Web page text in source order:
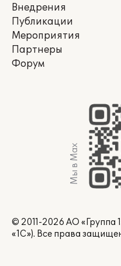
Внедрения
Публикации
Мероприятия
Партнеры
Форум
Мы в Max
© 2011-2026 АО
«1С»). Все права